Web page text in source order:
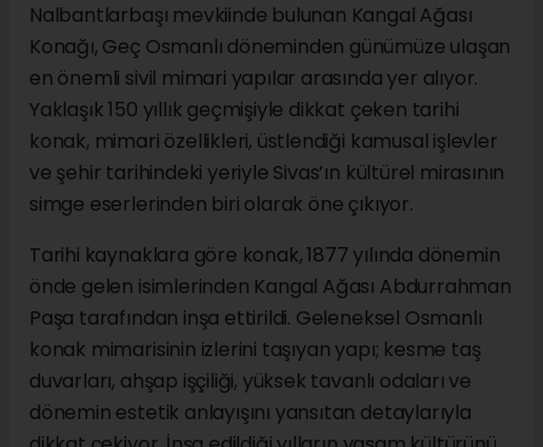
Nalbantlarbaşı mevkiinde bulunan Kangal Ağası
Konağı, Geç Osmanlı döneminden günümüze ulaşan
en önemli sivil mimari yapılar arasında yer alıyor.
Yaklaşık 150 yıllık geçmişiyle dikkat çeken tarihi
konak, mimari özellikleri, üstlendiği kamusal işlevler
ve şehir tarihindeki yeriyle Sivas’ın kültürel mirasının
simge eserlerinden biri olarak öne çıkıyor.
Tarihi kaynaklara göre konak, 1877 yılında dönemin
önde gelen isimlerinden Kangal Ağası Abdurrahman
Paşa tarafından inşa ettirildi. Geleneksel Osmanlı
konak mimarisinin izlerini taşıyan yapı; kesme taş
duvarları, ahşap işçiliği, yüksek tavanlı odaları ve
dönemin estetik anlayışını yansıtan detaylarıyla